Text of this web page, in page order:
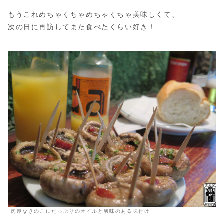
もうこれめちゃくちゃめちゃくちゃ美味しくて、
次の日に再訪してまた食べたくらい好き！
肉厚なきのこにたっぷりのオイルと酸味のある味付け